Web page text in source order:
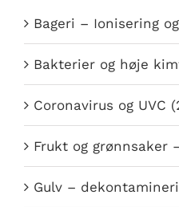
Bageri – Ionisering
Bakterier og høje
Coronavirus og UVC
Frukt og grønnsaker
Gulv –